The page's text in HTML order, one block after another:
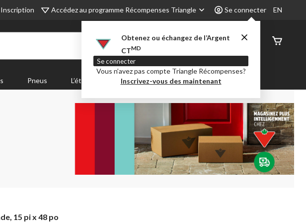
Inscription Accédez au programme Récompenses Triangle Se connecter
Obtenez ou échangez de l’Argent
CTMD
Se connecter
Vous n’avez pas compte Triangle Récompenses?
Inscrivez-vous des maintenant
EN
État de
Pneus L’été Party City Centre-auto
15 pi x 48 po